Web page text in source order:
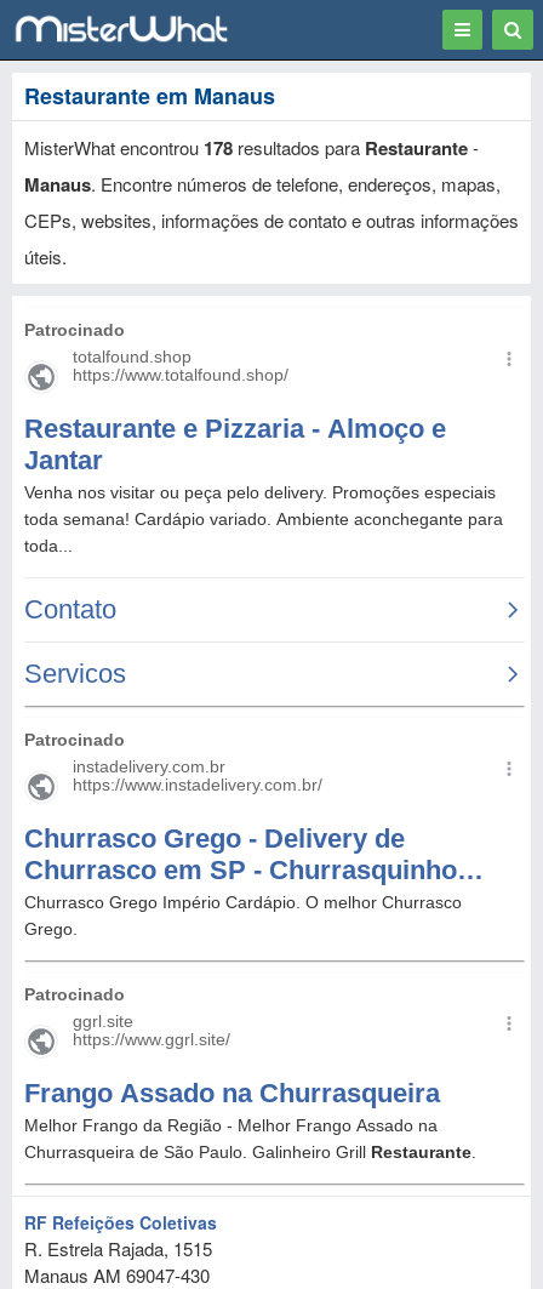
Toggle
Restaurante em Manaus
MisterWhat encontrou 178 resultados para Restaurante-
Manaus. Encontre números de telefone, endereços, mapas,
CEPs, websites, informações de contato e outras informações
úteis.
RF Refeições Coletivas
R. Estrela Rajada, 1515
Manaus AM 69047-430